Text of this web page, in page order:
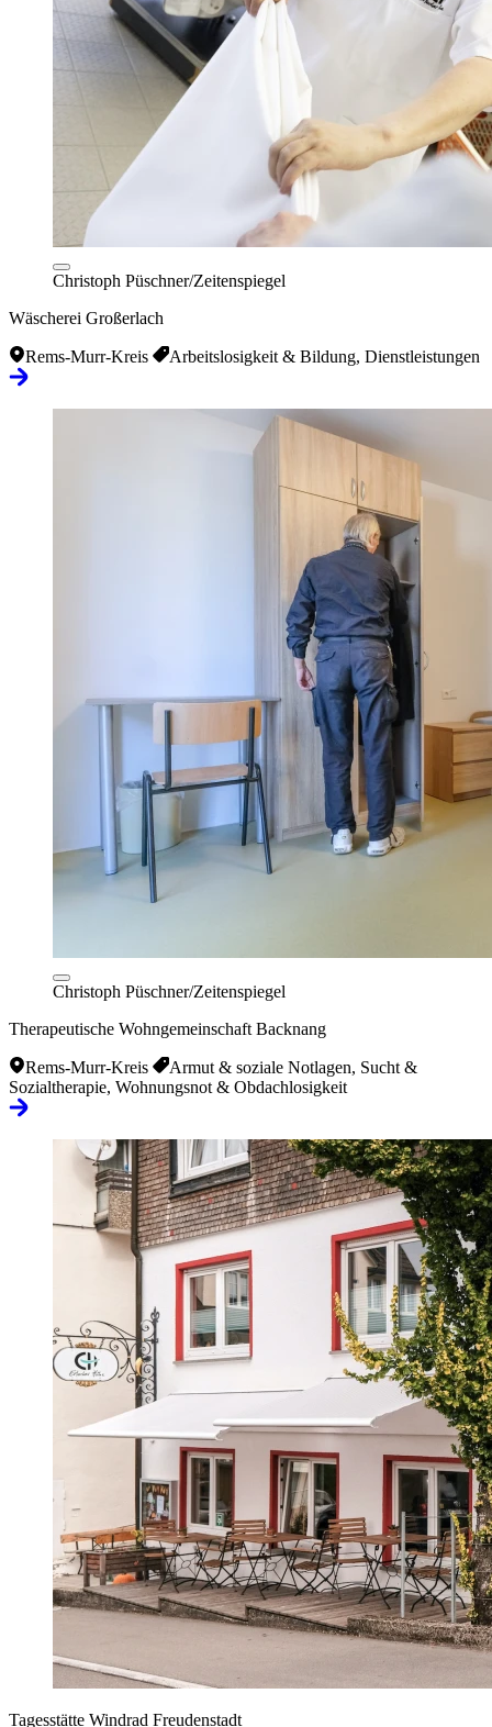
Christoph Püschner/Zeitenspiegel
Wäscherei Großerlach
Rems-Murr-Kreis Arbeitslosigkeit & Bildung, Dienstleistungen
Christoph Püschner/Zeitenspiegel
Therapeutische Wohngemeinschaft Backnang
Rems-Murr-Kreis
Armut & soziale Notlagen, Sucht &
Sozialtherapie, Wohnungsnot & Obdachlosigkeit
Tagesstätte Windrad Freudenstadt